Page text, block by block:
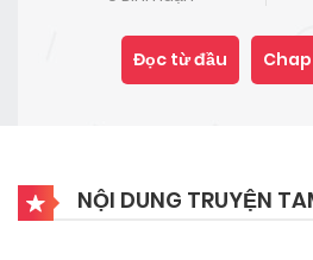
Đọc từ đầu
NỘI DUNG TRUYỆN